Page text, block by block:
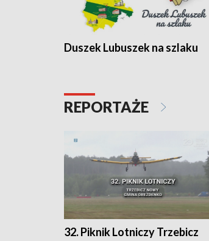
Duszek Lubuszek na szlaku
REPORTAŻE
32. Piknik Lotniczy Trzebicz